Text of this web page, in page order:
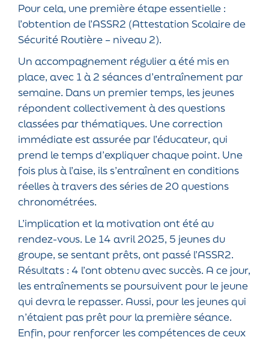
Pour cela, une première étape essentielle :
l’obtention de l’ASSR2 (Attestation Scolaire de
Sécurité Routière – niveau 2).
Un accompagnement régulier a été mis en
place, avec 1 à 2 séances d’entraînement par
semaine. Dans un premier temps, les jeunes
répondent collectivement à des questions
classées par thématiques. Une correction
immédiate est assurée par l’éducateur, qui
prend le temps d’expliquer chaque point. Une
fois plus à l’aise, ils s’entraînent en conditions
réelles à travers des séries de 20 questions
chronométrées.
L’implication et la motivation ont été au
rendez-vous. Le 14 avril 2025, 5 jeunes du
groupe, se sentant prêts, ont passé l’ASSR2.
Résultats : 4 l’ont obtenu avec succès. A ce jour,
les entraînements se poursuivent pour le jeune
qui devra le repasser. Aussi, pour les jeunes qui
n’étaient pas prêt pour la première séance.
Enfin, pour renforcer les compétences de ceux